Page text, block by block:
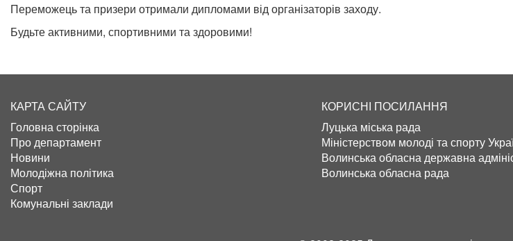
Переможець та призери отримали дипломами від організаторів заходу.
Будьте активними, спортивними та здоровими!
КАРТА САЙТУ
Головна сторінка
Про департамент
Новини
Молодіжна політика
Спорт
Комунальні заклади
КОРИСНІ ПОСИЛАННЯ
Луцька міська рада
Міністерством молоді та спорту
Волинська обласна державна
Волинська обласна рада